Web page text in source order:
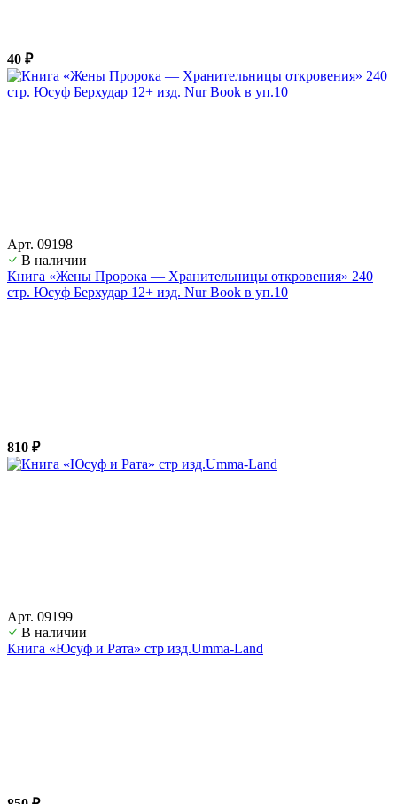
40 ₽
Арт. 09198
В наличии
Книга «Жены Пророка — Хранительницы откровения» 240
стр. Юсуф Берхудар 12+ изд. Nur Book в уп.10
810 ₽
Арт. 09199
В наличии
Книга «Юсуф и Рата» стр изд.Umma-Land